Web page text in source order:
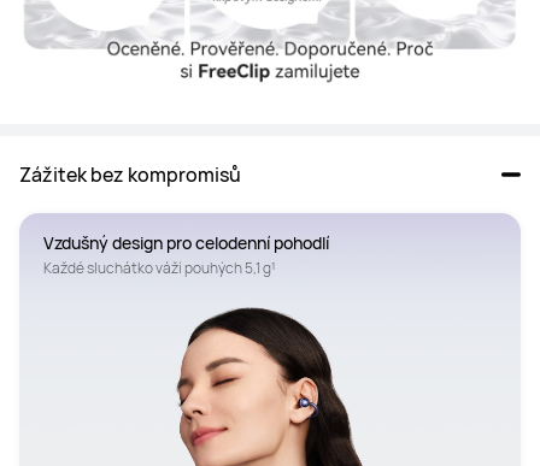
Zážitek bez kompromisů
Vzdušný design pro celodenní pohodlí
Každé sluchátko váží pouhých 5,1 g¹